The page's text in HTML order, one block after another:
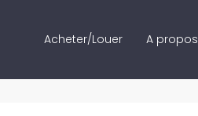
Acheter/Louer A propos